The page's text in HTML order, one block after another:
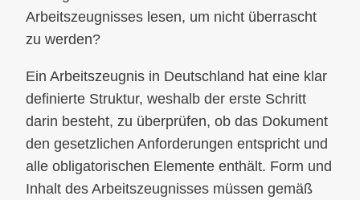
Arbeitszeugnisses lesen, um nicht überrascht
zu werden?
Ein Arbeitszeugnis in Deutschland hat eine klar
definierte Struktur, weshalb der erste Schritt
darin besteht, zu überprüfen, ob das Dokument
den gesetzlichen Anforderungen entspricht und
alle obligatorischen Elemente enthält. Form und
Inhalt des Arbeitszeugnisses müssen gemäß